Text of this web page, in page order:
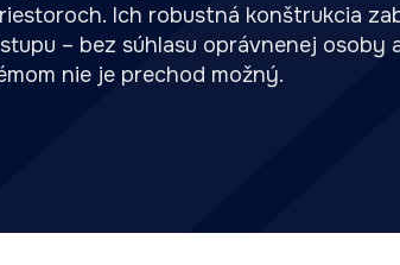
Ich robustná konštrukcia
– bez súhlasu oprávnenej osoby
nie je prechod možný.